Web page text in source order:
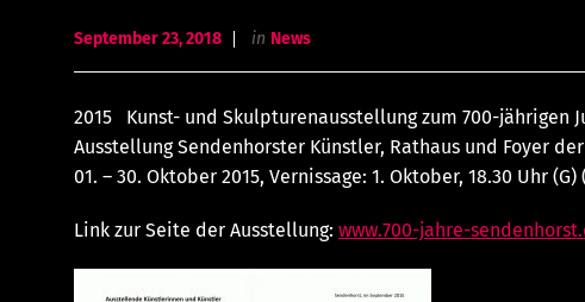
September 23, 2018 in News
2015 Kunst- und Skulpturenausstellung zum 700-jährigen
Ausstellung Sendenhorster Künstler, Rathaus und Foyer
01. – 30. Oktober 2015, Vernissage: 1. Oktober, 18.30 Uhr (G)
Link zur Seite der Ausstellung: www.700-jahre-